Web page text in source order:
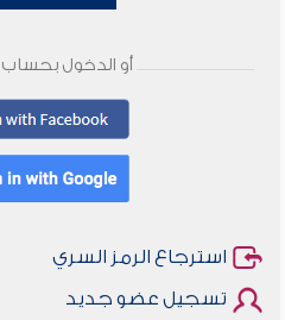
أو الدخول بحساب
استرجاع الرمز السري
تسجيل عضو جديد